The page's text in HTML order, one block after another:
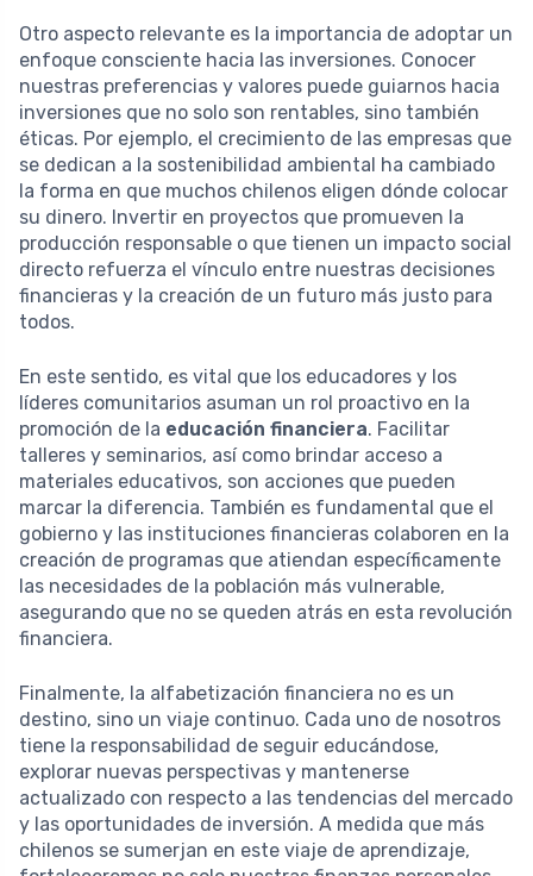
Otro aspecto relevante es la importancia de adoptar un
enfoque consciente hacia las inversiones. Conocer
nuestras preferencias y valores puede guiarnos hacia
inversiones que no solo son rentables, sino también
éticas. Por ejemplo, el crecimiento de las empresas que
se dedican a la sostenibilidad ambiental ha cambiado
la forma en que muchos chilenos eligen dónde colocar
su dinero. Invertir en proyectos que promueven la
producción responsable o que tienen un impacto social
directo refuerza el vínculo entre nuestras decisiones
financieras y la creación de un futuro más justo para
todos.
En este sentido, es vital que los educadores y los
líderes comunitarios asuman un rol proactivo en la
promoción de la educación financiera. Facilitar
talleres y seminarios, así como brindar acceso a
materiales educativos, son acciones que pueden
marcar la diferencia. También es fundamental que el
gobierno y las instituciones financieras colaboren en la
creación de programas que atiendan específicamente
las necesidades de la población más vulnerable,
asegurando que no se queden atrás en esta revolución
financiera.
Finalmente, la alfabetización financiera no es un
destino, sino un viaje continuo. Cada uno de nosotros
tiene la responsabilidad de seguir educándose,
explorar nuevas perspectivas y mantenerse
actualizado con respecto a las tendencias del mercado
y las oportunidades de inversión. A medida que más
chilenos se sumerjan en este viaje de aprendizaje,